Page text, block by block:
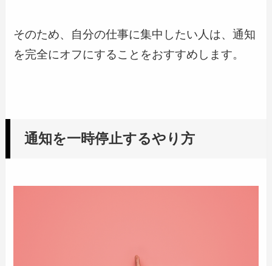
そのため、自分の仕事に集中したい人は、通知
を完全にオフにすることをおすすめします。
通知を一時停止するやり方